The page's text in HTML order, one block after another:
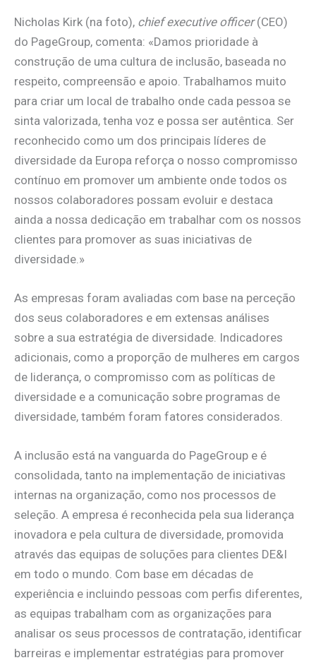
Nicholas Kirk (na foto), chief executive officer(CEO)
do PageGroup, comenta: «Damos prioridade à
construção de uma cultura de inclusão, baseada no
respeito, compreensão e apoio. Trabalhamos muito
para criar um local de trabalho onde cada pessoa se
sinta valorizada, tenha voz e possa ser autêntica. Ser
reconhecido como um dos principais líderes de
diversidade da Europa reforça o nosso compromisso
contínuo em promover um ambiente onde todos os
nossos colaboradores possam evoluir e destaca
ainda a nossa dedicação em trabalhar com os nossos
clientes para promover as suas iniciativas de
diversidade.»
As empresas foram avaliadas com base na perceção
dos seus colaboradores e em extensas análises
sobre a sua estratégia de diversidade. Indicadores
adicionais, como a proporção de mulheres em cargos
de liderança, o compromisso com as políticas de
diversidade e a comunicação sobre programas de
diversidade, também foram fatores considerados.
A inclusão está na vanguarda do PageGroup e é
consolidada, tanto na implementação de iniciativas
internas na organização, como nos processos de
seleção. A empresa é reconhecida pela sua liderança
inovadora e pela cultura de diversidade, promovida
através das equipas de soluções para clientes DE&I
em todo o mundo. Com base em décadas de
experiência e incluindo pessoas com perfis diferentes,
as equipas trabalham com as organizações para
analisar os seus processos de contratação, identificar
barreiras e implementar estratégias para promover